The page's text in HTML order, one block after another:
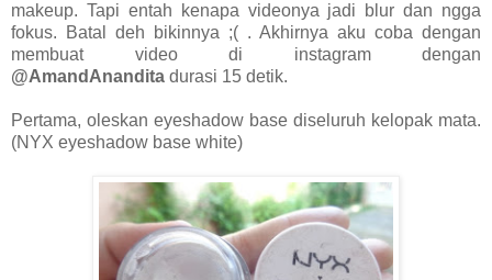
makeup. Tapi entah kenapa videonya jadi blur dan ngga
fokus. Batal deh bikinnya ;( . Akhirnya aku coba dengan
membuat video di instagram dengan
@AmandAnandita durasi 15 detik.
Pertama, oleskan eyeshadow base diseluruh kelopak mata.
(NYX eyeshadow base white)